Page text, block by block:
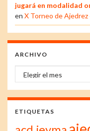
jugará en modalidad
en X Torneo de Ajedrez
ARCHIVO
Archivo
ETIQUETAS